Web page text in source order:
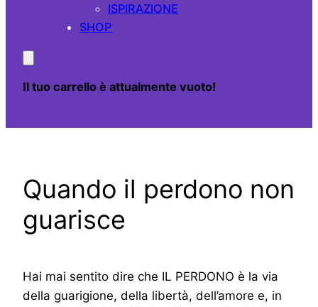
ISPIRAZIONE
SHOP
Il tuo carrello è attualmente vuoto!
Quando il perdono non
guarisce
Hai mai sentito dire che IL PERDONO è la via
della guarigione, della libertà, dell’amore e, in